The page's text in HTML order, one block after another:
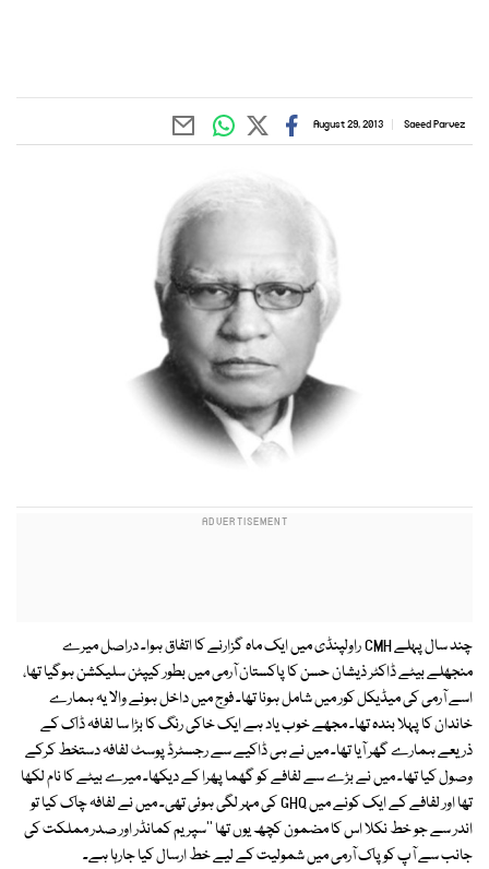
Saeed Parvez
August 29, 2013
چند سال پہلے CMH راولپنڈی میں ایک ماہ گزارنے کا اتفاق ہوا۔ دراصل میرے
منجھلے بیٹے ڈاکٹر ذیشان حسن کا پاکستان آرمی میں بطور کیپٹن سلیکشن ہوگیا تھا،
اسے آرمی کی میڈیکل کور میں شامل ہونا تھا۔ فوج میں داخل ہونے والا یہ ہمارے
خاندان کا پہلا بندہ تھا۔ مجھے خوب یاد ہے ایک خاکی رنگ کا بڑا سا لفافہ ڈاک کے
ذریعے ہمارے گھر آیا تھا۔ میں نے ہی ڈاکیے سے رجسٹرڈ پوسٹ لفافہ دستخط کرکے
وصول کیا تھا۔ میں نے بڑے سے لفافے کو گھما پھرا کے دیکھا۔ میرے بیٹے کا نام لکھا
تھا اور لفافے کے ایک کونے میں GHQ کی مہر لگی ہوئی تھی۔ میں نے لفافہ چاک کیا تو
اندر سے جو خط نکلا اس کا مضمون کچھ یوں تھا ''سپریم کمانڈر اور صدر مملکت کی
جانب سے آپ کو پاک آرمی میں شمولیت کے لیے خط ارسال کیا جارہا ہے۔